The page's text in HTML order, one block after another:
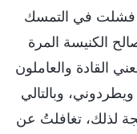
فشلت في التمسك
الكنيسة المرة
القادة والعاملون
وبالتالي
لذلك، تغافلتُ عن